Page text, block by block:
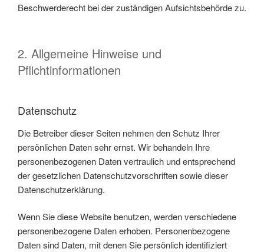
Beschwerderecht bei der zuständigen Aufsichtsbehörde zu.
2. Allgemeine Hinweise und
Pflichtinformationen
Datenschutz
Die Betreiber dieser Seiten nehmen den Schutz Ihrer
persönlichen Daten sehr ernst. Wir behandeln Ihre
personenbezogenen Daten vertraulich und entsprechend
der gesetzlichen Datenschutzvorschriften sowie dieser
Datenschutzerklärung.
Wenn Sie diese Website benutzen, werden verschiedene
personenbezogene Daten erhoben. Personenbezogene
Daten sind Daten, mit denen Sie persönlich identifiziert